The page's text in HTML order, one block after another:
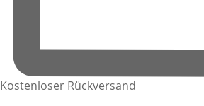
Kostenloser Rückversand